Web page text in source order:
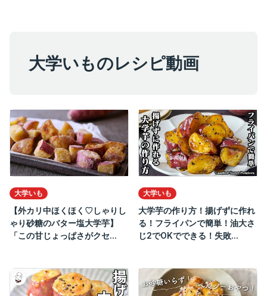
大学いものレシピ動画
大学いも
【外カリ中ほくほく♡しゃりし
ゃり砂糖のバター塩大学芋】
「この甘じょっぱさがクセ...
大学いも
大学芋の作り方！揚げずに作れ
る！フライパンで簡単！油大さ
じ2でOKでできる！失敗...